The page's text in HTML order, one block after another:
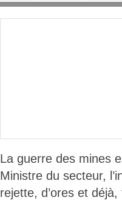
ACCUEIL
La guerre des mines
Ministre du secteur,
rejette, d’ores et